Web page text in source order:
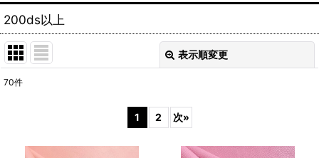
200ds以上
表示順変更
70件
1 2 次»